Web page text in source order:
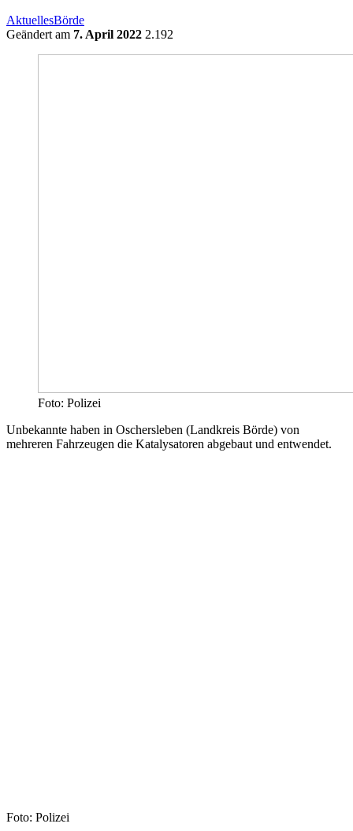
AktuellesBörde
Geändert am 7. April 2022 2.192
Foto: Polizei
Unbekannte haben in Oschersleben (Landkreis Börde) von
mehreren Fahrzeugen die Katalysatoren abgebaut und entwendet.
Foto: Polizei